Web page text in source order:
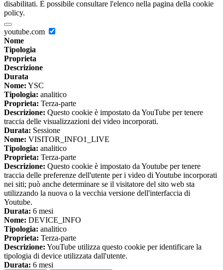
disabilitati. È possibile consultare l'elenco nella pagina della cookie
policy.
youtube.com
Nome
Tipologia
Proprieta
Descrizione
Durata
Nome: YSC
Tipologia: analitico
Proprieta: Terza-parte
Descrizione: Questo cookie è impostato da YouTube per tenere
traccia delle visualizzazioni dei video incorporati.
Durata: Sessione
Nome: VISITOR_INFO1_LIVE
Tipologia: analitico
Proprieta: Terza-parte
Descrizione: Questo cookie è impostato da Youtube per tenere
traccia delle preferenze dell'utente per i video di Youtube incorporati
nei siti; può anche determinare se il visitatore del sito web sta
utilizzando la nuova o la vecchia versione dell'interfaccia di
Youtube.
Durata: 6 mesi
Nome: DEVICE_INFO
Tipologia: analitico
Proprieta: Terza-parte
Descrizione: YouTube utilizza questo cookie per identificare la
tipologia di device utilizzata dall'utente.
Durata: 6 mesi